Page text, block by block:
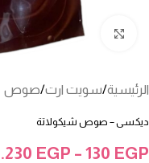
انقر للتكبير
الرئيسية/سويت ارت/صوص
ديكسى – صوص شيكولاتة
130 EGP
–
EGP